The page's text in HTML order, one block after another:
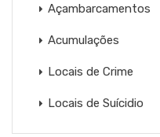
Açambarcamentos
Acumulações
Locais de Crime
Locais de Suícidio